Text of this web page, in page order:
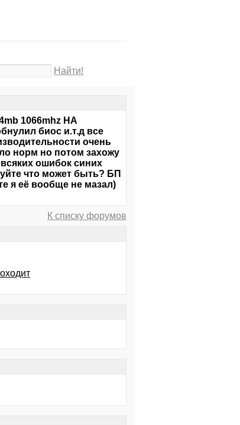
Найти!
1066mhz НА
биос и.т.д все
очень
норм но потом захожу
ошибок синих
что может быть? БП
я её вообще не мазал)
К списку форумов